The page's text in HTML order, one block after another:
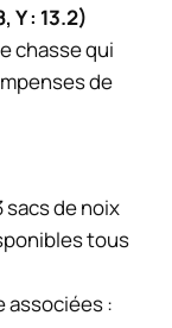
Y : 13.2)
chasse qui
de
sacs de noix
tous
associées :